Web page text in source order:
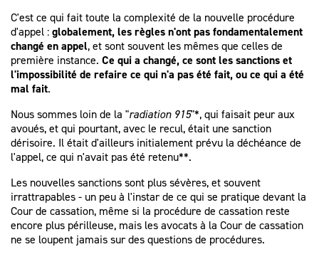
C'est ce qui fait toute la complexité de la nouvelle procédure
d'appel :globalement, les règles n'ont pas fondamentalement
changé en appel, et sont souvent les mêmes que celles de
première instance. Ce qui a changé, ce sont les sanctions et
l'impossibilité de refaire ce qui n'a pas été fait, ou ce qui a été
mal fait.
Nous sommes loin de la "radiation 915"*, qui faisait peur aux
avoués, et qui pourtant, avec le recul, était une sanction
dérisoire. Il était d'ailleurs initialement prévu la déchéance de
l'appel, ce qui n'avait pas été retenu**.
Les nouvelles sanctions sont plus sévères, et souvent
irrattrapables - un peu à l'instar de ce qui se pratique devant la
Cour de cassation, même si la procédure de cassation reste
encore plus périlleuse, mais les avocats à la Cour de cassation
ne se loupent jamais sur des questions de procédures.